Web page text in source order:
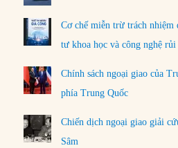
Cơ chế miễn trừ trách
tư khoa học và công nghệ rủi
Chính sách ngoại giao của
phía Trung Quốc
Chiến dịch ngoại giao giải
Sâm